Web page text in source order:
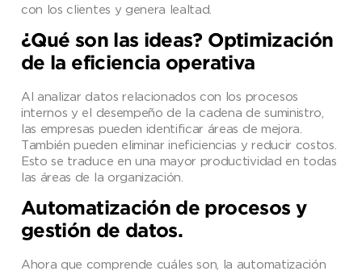
con los clientes y genera lealtad.
¿Qué son las ideas? Optimización
de la eficiencia operativa
Al analizar datos relacionados con los procesos
internos y el desempeño de la cadena de suministro,
las empresas pueden identificar áreas de mejora.
También pueden eliminar ineficiencias y reducir costos.
Esto se traduce en una mayor productividad en todas
las áreas de la organización.
Automatización de procesos y
gestión de datos.
Ahora que comprende cuáles son, la automatización